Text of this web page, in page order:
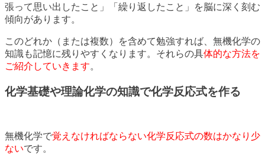
張って思い出したこと」「繰り返したこと」を脳に深く刻む
傾向があります。
このどれか（または複数）を含めて勉強すれば、無機化学の
知識も記憶に残りやすくなります。それらの具体的な方法を
ご紹介していきます。
化学基礎や理論化学の知識で化学反応式を作る
無機化学で覚えなければならない化学反応式の数はかなり少
ないです。